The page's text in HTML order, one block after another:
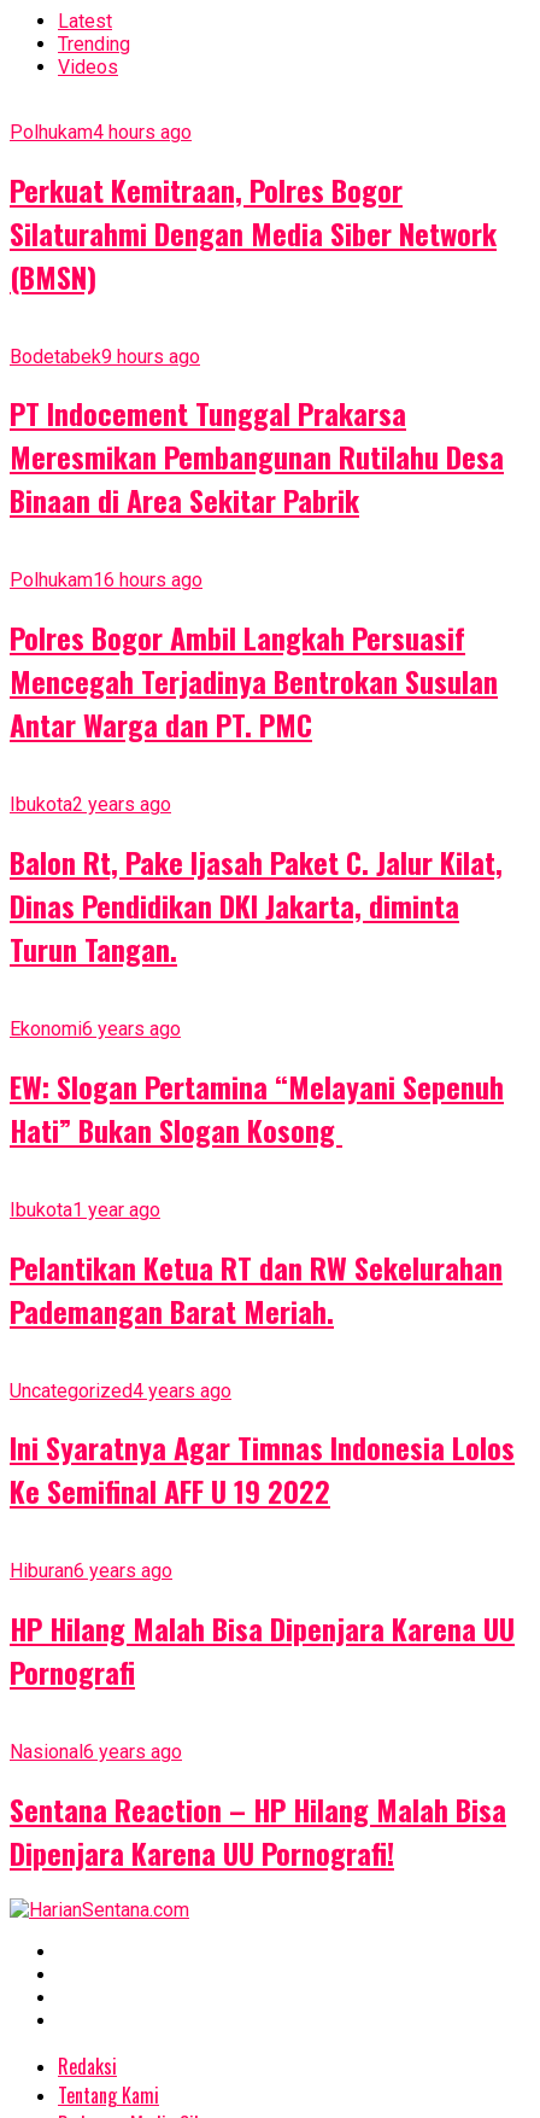
Latest
Trending
Videos
Polhukam4 hours ago
Perkuat Kemitraan, Polres Bogor
Silaturahmi Dengan Media Siber Network
(BMSN)
Bodetabek9 hours ago
PT Indocement Tunggal Prakarsa
Meresmikan Pembangunan Rutilahu Desa
Binaan di Area Sekitar Pabrik
Polhukam16 hours ago
Polres Bogor Ambil Langkah Persuasif
Mencegah Terjadinya Bentrokan Susulan
Antar Warga dan PT. PMC
Ibukota2 years ago
Balon Rt, Pake Ijasah Paket C. Jalur Kilat,
Dinas Pendidikan DKI Jakarta, diminta
Turun Tangan.
Ekonomi6 years ago
EW: Slogan Pertamina “Melayani Sepenuh
Hati” Bukan Slogan Kosong
Ibukota1 year ago
Pelantikan Ketua RT dan RW Sekelurahan
Pademangan Barat Meriah.
Uncategorized4 years ago
Ini Syaratnya Agar Timnas Indonesia Lolos
Ke Semifinal AFF U 19 2022
Hiburan6 years ago
HP Hilang Malah Bisa Dipenjara Karena UU
Pornografi
Nasional 6 years ago
Sentana Reaction – HP Hilang Malah Bisa
Dipenjara Karena UU Pornografi!
Redaksi
Tentang Kami